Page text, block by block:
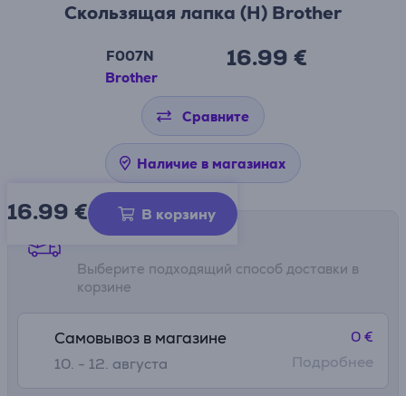
Скользящая лапка (H) Brother
F007N
Brother
16.99 €
Сравните
Наличие в магазинах
16.99 € В корзину
Способы доставки
Выберите подходящий способ доставки в
корзине
Самовывоз в магазине
10. - 12. августа
0 €
Подробнее